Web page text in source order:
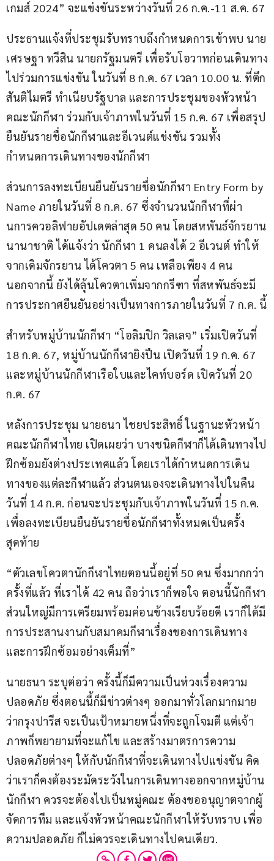
เกมส์ 2024” จะแข่งขันระหว่างวันที่ 26 ก.ค.-11 ส.ค. 67
ประธานแจ้งที่ประชุมรับทราบถึงกำหนดการเข้าพบ นาย
เศรษฐา ทวีสิน นายกรัฐมนตรี เพื่อรับโอวาทก่อนเดินทาง
ไปร่วมการแข่งขัน ในวันที่ 8 ก.ค. 67 เวลา 10.00 น. ที่ตึก
สันติไมตรี ทำเนียบรัฐบาล และการประชุมของหัวหน้า
คณะนักกีฬา ร่วมกับเจ้าภาพในวันที่ 15 ก.ค. 67 เพื่อสรุป
ยืนยันรายชื่อนักกีฬาและอีเวนต์แข่งขัน รวมทั้ง
กำหนดการเดินทางของนักกีฬา
ส่วนการลงทะเบียนยืนยันรายชื่อนักกีฬา Entry Form by
Name ภายในวันที่ 8 ก.ค. 67 ซึ่งจำนวนนักกีฬาที่ผ่า
นการควอลิฟายอัปเดตล่าสุด 50 คน โดยสหพันธ์จักรยาน
นานาชาติ ได้แจ้งว่า นักกีฬา 1 คนลงได้ 2 อีเวนต์ ทำให้
จากเดิมจักรยาน ได้โควตา 5 คน เหลือเพียง 4 คน
นอกจากนี้ ยังได้ลุ้นโควตาเพิ่มจากกรีฑา ที่สหพันธ์จะมี
การประกาศยืนยันอย่างเป็นทางการภายในวันที่ 7 ก.ค. นี้
สำหรับหมู่บ้านนักกีฬา “โอลิมปิก วิลเลจ” เริ่มเปิดวันที่
18 ก.ค. 67, หมู่บ้านนักกีฬายิงปืน เปิดวันที่ 19 ก.ค. 67
และหมู่บ้านนักกีฬาเรือใบและไคท์บอร์ด เปิดวันที่ 20
ก.ค. 67
หลังการประชุม นายธนา ไชยประสิทธิ์ ในฐานะหัวหน้า
คณะนักกีฬาไทย เปิดเผยว่า บางชนิดกีฬาก็ได้เดินทางไป
ฝึกซ้อมยังต่างประเทศแล้ว โดยเราได้กำหนดการเดิน
ทางของแต่ละกีฬาแล้ว ส่วนตนเองจะเดินทางไปในคืน
วันที่ 14 ก.ค. ก่อนจะประชุมกับเจ้าภาพในวันที่ 15 ก.ค.
เพื่อลงทะเบียนยืนยันรายชื่อนักกีฬาทั้งหมดเป็นครั้ง
สุดท้าย
“ตัวเลขโควตานักกีฬาไทยตอนนี้อยู่ที่ 50 คน ซึ่งมากกว่า
ครั้งที่แล้ว ที่เราได้ 42 คน ถือว่าเราก็พอใจ ตอนนี้นักกีฬา
ส่วนใหญ่มีการเตรียมพร้อมค่อนข้างเรียบร้อยดี เราก็ได้มี
การประสานงานกับสมาคมกีฬาเรื่องของการเดินทาง
และการฝึกซ้อมอย่างเต็มที่”
นายธนา ระบุต่อว่า ครั้งนี้ก็มีความเป็นห่วงเรื่องความ
ปลอดภัย ซึ่งตอนนี้ก็มีข่าวต่างๆ ออกมาทั่วโลกมากมาย
ว่ากรุงปารีส จะเป็นเป้าหมายหนึ่งที่จะถูกโจมตี แต่เจ้า
ภาพก็พยายามที่จะแก้ไข และสร้างมาตรการความ
ปลอดภัยต่างๆ ให้กับนักกีฬาที่จะเดินทางไปแข่งขัน คิด
ว่าเราก็คงต้องระมัดระวังในการเดินทางออกจากหมู่บ้าน
นักกีฬา ควรจะต้องไปเป็นหมู่คณะ ต้องขออนุญาตจากผู้
จัดการทีม และแจ้งหัวหน้าคณะนักกีฬาให้รับทราบ เพื่อ
ความปลอดภัย ก็ไม่ควรจะเดินทางไปคนเดียว.